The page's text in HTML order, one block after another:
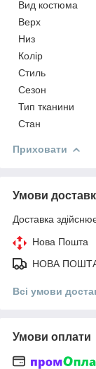
Вид костюма
Верх
Низ
Колір
Стиль
Сезон
Тип тканини
Стан
Приховати
Умови
Доставка
Нова Пошта
НОВА
Всі умови
Умови оплати